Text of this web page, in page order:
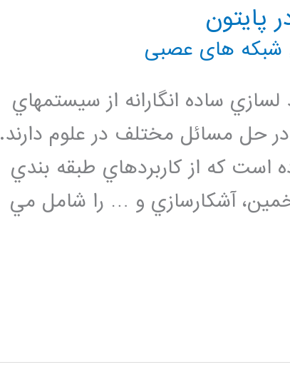
شبکه های عصبی
ساده انگارانه از سيستمهاي
حل مسائل مختلف در علوم دارند.
است كه از كاربردهاي طبقه بندي
آشكارسازي و … را شامل مي